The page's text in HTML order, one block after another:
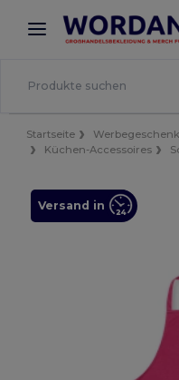
× Wordans App
Bessere Preise in
Startseite
Küchen-Accessoires
Versand in